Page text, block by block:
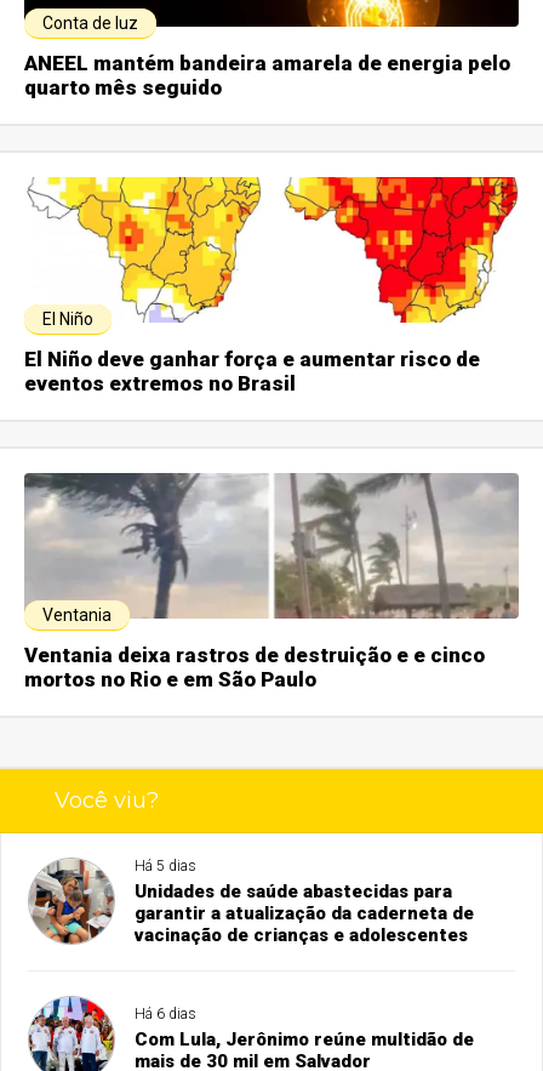
Conta de luz
ANEEL mantém bandeira amarela de energia pelo
quarto mês seguido
El Niño
El Niño deve ganhar força e aumentar risco de
eventos extremos no Brasil
Ventania
Ventania deixa rastros de destruição e e cinco
mortos no Rio e em São Paulo
Você viu?
Há 5 dias
Unidades de saúde abastecidas para
garantir a atualização da caderneta de
vacinação de crianças e adolescentes
Há 6 dias
Com Lula, Jerônimo reúne multidão de
mais de 30 mil em Salvador